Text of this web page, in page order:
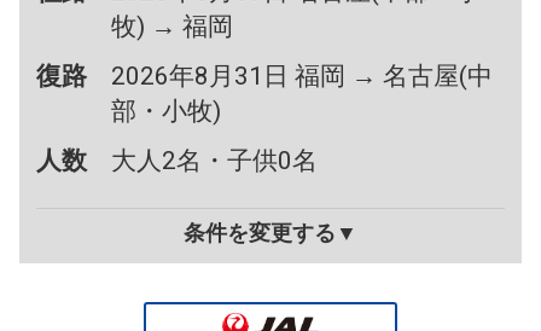
牧) → 福岡
復路
2026年8月31日 福岡 → 名古屋(中
部・小牧)
人数
大人2名・子供0名
条件を変更する▼